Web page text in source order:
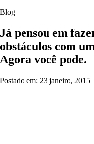
Blog
Já pensou em
obstáculos com
Agora você pode.
Postado em: 23 janeiro, 2015